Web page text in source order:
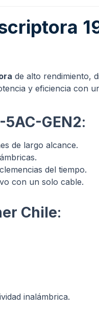
de alto rendimiento,
y eficiencia con
GEN2:
de largo alcance.
del tiempo.
con un solo cable.
Chile:
inalámbrica.